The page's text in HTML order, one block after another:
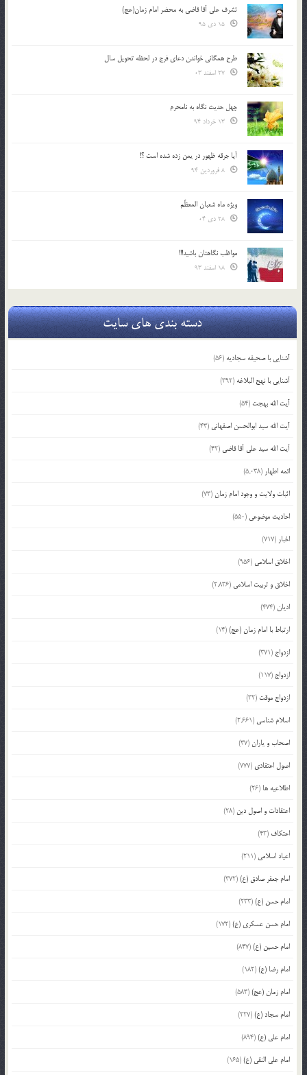
تشرف علي آقا قاضي به محضر امام زمان(عج)
طرح همگانی خواندن دعای فرج در لحظه تحویل سال
چهل حدیث نگاه به نامحرم
آیا جرقه ظهور در یمن زده شده است ؟!
ویژه ماه شعبان المعظّم
مواظب نگاهتان باشید!!!
دسته بندی های سایت
آشنایی با صحیفه سجادیه (56)
آشنایی با نهج البلاغه (392)
آیت الله بهجت (54)
آیت الله سید ابوالحسن اصفهانی (43)
آیت الله سید علی آقا قاضی (42)
ائمه اطهار (5,038)
اثبات ولایت و وجود امام زمان(73)
احادیث موضوعی (550)
اخبار (717)
اخلاق اسلامی (956)
اخلاق و تربیت اسلامی (2,836)
ادیان(474)
ارتباط با امام زمان (عج)(14)
ازدواج (371)
ازدواج (117)
ازدواج موقت (32)
اسلام شناسی (2,661)
اصحاب و یاران(37)
اصول اعتقادی (777)
اطلاعیه ها (26)
اعتقادات و اصول دین (28)
اعتکاف (43)
اعیاد اسلامی (211)
امام جعفر صادق (ع)(372)
امام حسن (ع)(233)
امام حسن عسکری (ع)(172)
امام حسین (ع)(847)
امام رضا (ع)(182)
امام زمان (عج)(583)
امام سجاد (ع)(227)
امام علی (ع)(894)
امام علی النقی (ع)(165)